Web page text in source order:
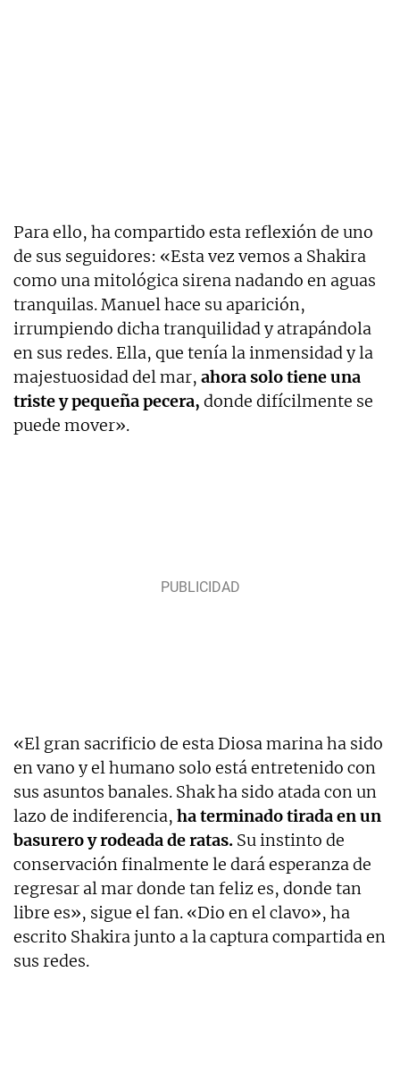
Para ello, ha compartido esta reflexión de uno
de sus seguidores: «Esta vez vemos a Shakira
como una mitológica sirena nadando en aguas
tranquilas. Manuel hace su aparición,
irrumpiendo dicha tranquilidad y atrapándola
en sus redes. Ella, que tenía la inmensidad y la
majestuosidad del mar, ahora solo tiene una
triste y pequeña pecera, donde difícilmente se
puede mover».
«El gran sacrificio de esta Diosa marina ha sido
en vano y el humano solo está entretenido con
sus asuntos banales. Shak ha sido atada con un
lazo de indiferencia, ha terminado tirada en un
basurero y rodeada de ratas. Su instinto de
conservación finalmente le dará esperanza de
regresar al mar donde tan feliz es, donde tan
libre es», sigue el fan. «Dio en el clavo», ha
escrito Shakira junto a la captura compartida en
sus redes.